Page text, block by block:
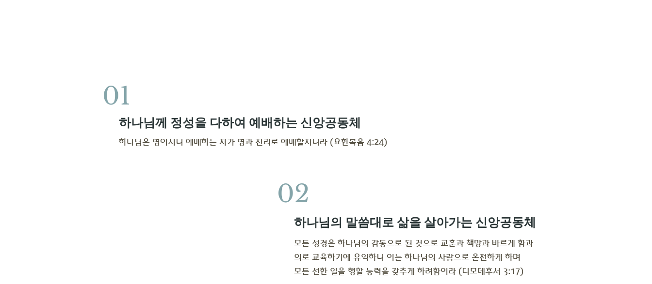
01
하나님께 정성을 다하여 예배하는 신앙공동체
하나님은 영이시니 예배하는 자가 영과 진리로 예배할지니라 (요한복음 4:24)
02
하나님의 말씀대로 삶을 살아가는 신앙공동체
모든 성경은 하나님의 감동으로 된 것으로 교훈과 책망과 바르게 함과
의로 교육하기에 유익하니 이는 하나님의 사람으로 온전하게 하며
​모든 선한 일을 행할 능력을 갖추게 하려함이라 (디모데후서 3:17)